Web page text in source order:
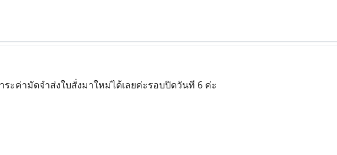
ระค่ามัดจำส่งใบสั่งมาใหม่ได้เลยค่ะรอบปิดวันที 6 ค่ะ